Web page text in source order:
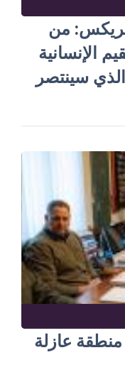
من
الإنسانية
سينتصر
منطقة عازلة